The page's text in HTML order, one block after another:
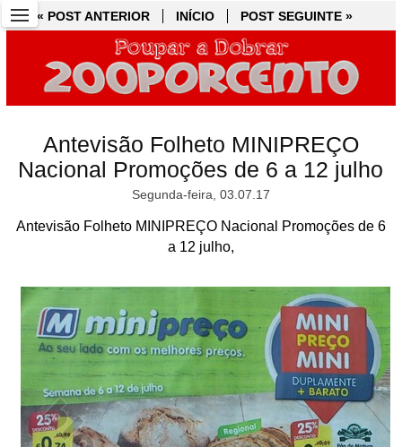
« POST ANTERIOR INÍCIO POST SEGUINTE »
Antevisão Folheto MINIPREÇO
Nacional Promoções de 6 a 12 julho
Segunda-feira, 03.07.17
Antevisão Folheto MINIPREÇO Nacional Promoções de 6
a 12 julho,
« POST ANTERIOR INÍCIO POST SEGUINTE »